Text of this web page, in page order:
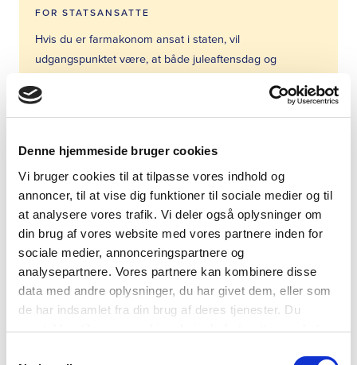
Denne hjemmeside bruger cookies
Vi bruger cookies til at tilpasse vores indhold og
annoncer, til at vise dig funktioner til sociale medier og til
at analysere vores trafik. Vi deler også oplysninger om
din brug af vores website med vores partnere inden for
sociale medier, annonceringspartnere og
analysepartnere. Vores partnere kan kombinere disse
data med andre oplysninger, du har givet dem, eller som
de har indsamlet fra din brug af deres tjenester. Du
samtykker til vores cookies, hvis du fortsætter med at
FOR STATSANSATTE
Hvis du er farmakonom ansat i staten, vil
udgangspunktet være, at både juleaftensdag og
nytårsaftensdag er fridage, selvom de ikke betragtes
som søgnehelligdage.
personalepolitik eller personalehåndbog, hvorvidt der er
afvigelser fra hovedregle
FOR ANSATTE PÅ ØVRIGE OMRÅDER